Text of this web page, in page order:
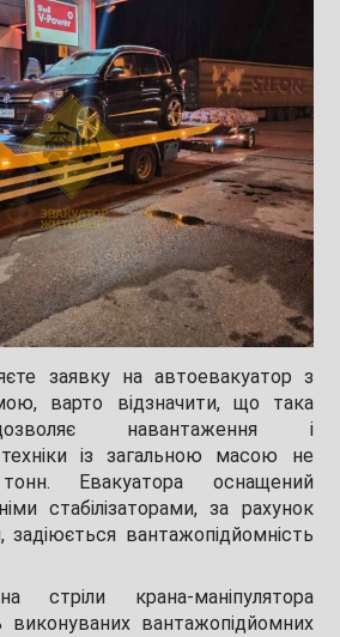
заявку на автоевакуатор з
варто відзначити, що така
навантаження і
із загальною масою не
Евакуатора оснащений
стабілізаторами, за рахунок
задіюється вантажопідйомність
стріли крана-маніпулятора
виконуваних вантажопідйомних